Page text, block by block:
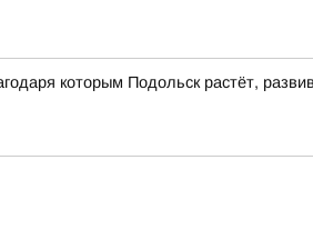
которым Подольск растёт,